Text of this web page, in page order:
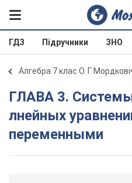
ГДЗ Підручники ЗНО
Алгебра 7 клас О. Г.
ГЛАВА 3. Системы из двух
лнейных
переменными